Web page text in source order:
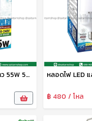
หลอดไฟ LED แสงขาว 55W 5500lm G-1127 HG
฿ 480 / โหล